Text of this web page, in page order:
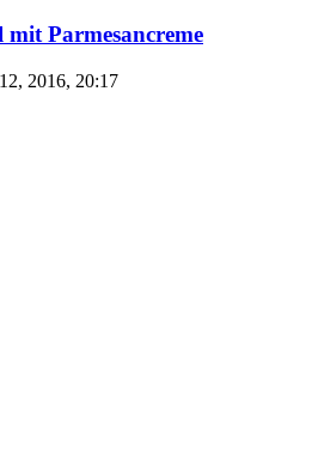
Parmesancreme
2016, 20:17